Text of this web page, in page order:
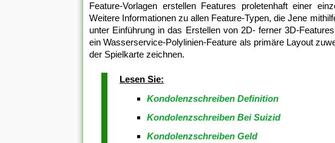
Feature-Vorlagen erstellen Features proletenhaft einer
Weitere Informationen zu allen Feature-Typen, die Jene
unter Einführung in das Erstellen von 2D- ferner 3D-
ein Wasserservice-Polylinien-Feature als primäre Layout
der Spielkarte zeichnen.
Lesen Sie:
Kondolenzschreiben Definition
Kondolenzschreiben Bei Suizid
Kondolenzschreiben Geld